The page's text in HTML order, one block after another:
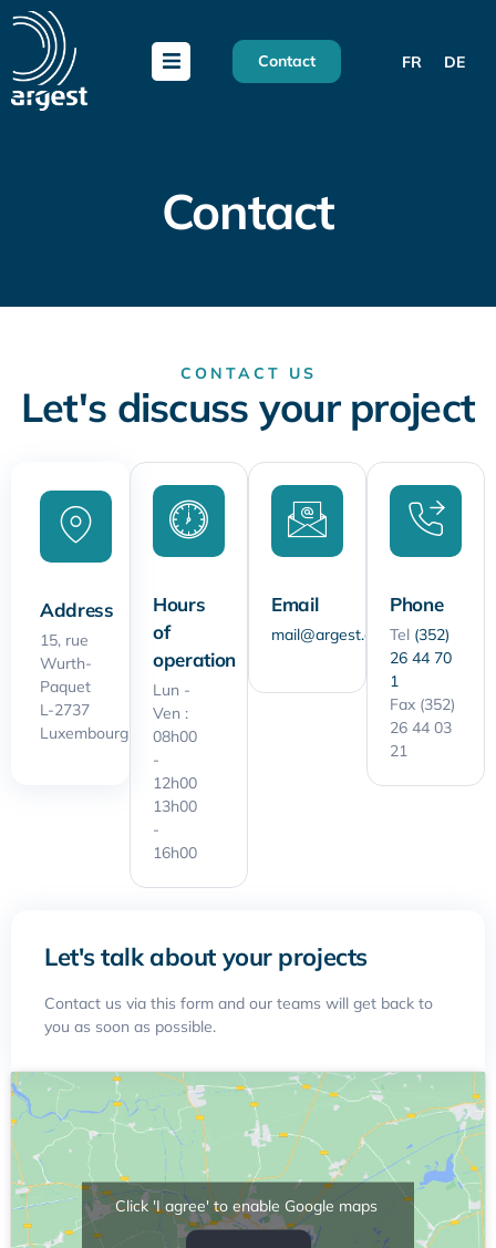
Contact FR DE
Contact
CONTACT US
Let's discuss your project
Address
15, rue
Wurth-
Paquet
L-2737
Luxembourg
Hours
of
operation
Lun -
Ven :
08h00
-
12h00
13h00
-
16h00
Email
mail@argest.eu
Phone
Tel (352)
26 44 70
1
Fax (352)
26 44 03
21
Click 'I agree' to enable Google maps
Let's talk about your projects
Contact us via this form and our teams will get back to
you as soon as possible.